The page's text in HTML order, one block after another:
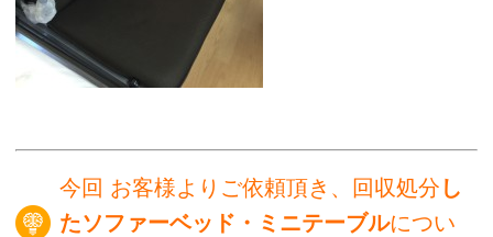
今回 お客様よりご依頼頂き、回収処分 し
たソファーベッド・ミニテーブルについ